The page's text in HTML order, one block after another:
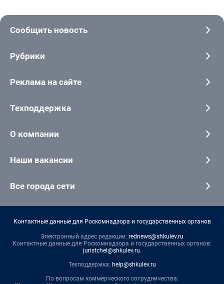
Сообщить новость
Рубрики
Реклама на сайте
Техподдержка
О компании
Наши вакансии
Все города сети
Контактные данные для Роскомнадзора и государственных органов
Электронный адрес редакции: rednews@shkulev.ru
Контактные данные для Роскомнадзора и государственных органов:
juristchel@shkulev.ru.
Техподдержка: help@shkulev.ru
По вопросам коммерческого сотрудничества: